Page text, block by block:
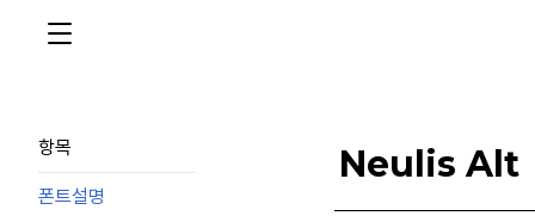
항목
폰트설명
Neulis Alt